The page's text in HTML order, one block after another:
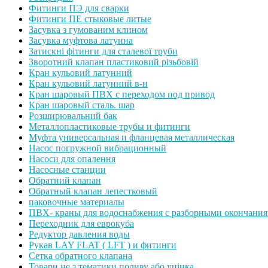
Фитинги ПЭ для сварки
Фитинги ПЕ стыковые литые
Засувка з гумованим клином
Засувка муфтова латунна
Затискні фітинги для сталевої труби
Зворотний клапан пластиковий різьбовій
Кран кульовий латунний
Кран кульовий латунний в-н
Кран шаровый ПВХ с переходом под привод
Кран шаровый сталь. шар
Розширювальний бак
Металлопластиковые трубы и фитинги
Муфта универсальная и фланцевая металлическая
Насос погружной вибрационный
Насоси для опалення
Насосные станции
Обратний клапан
Обратный клапан лепестковый
паковочные материалы
ПВХ- краны для водоснабжения с разборными
Переходник для еврокуба
Редуктор давления воды
Рукав LAY FLAT ( LFT ) и фитинги
Сетка обратного клапана